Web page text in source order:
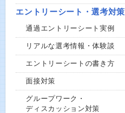
エントリーシート・選考対策
通過エントリーシート実例
リアルな選考情報・体験談
エントリーシートの書き方
面接対策
グループワーク・
ディスカッション対策